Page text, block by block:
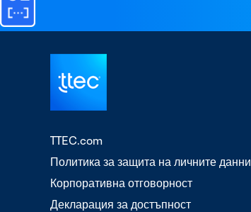
TTEC.com
Политика за защита на личните данни
Корпоративна отговорност
Декларация за достъпност